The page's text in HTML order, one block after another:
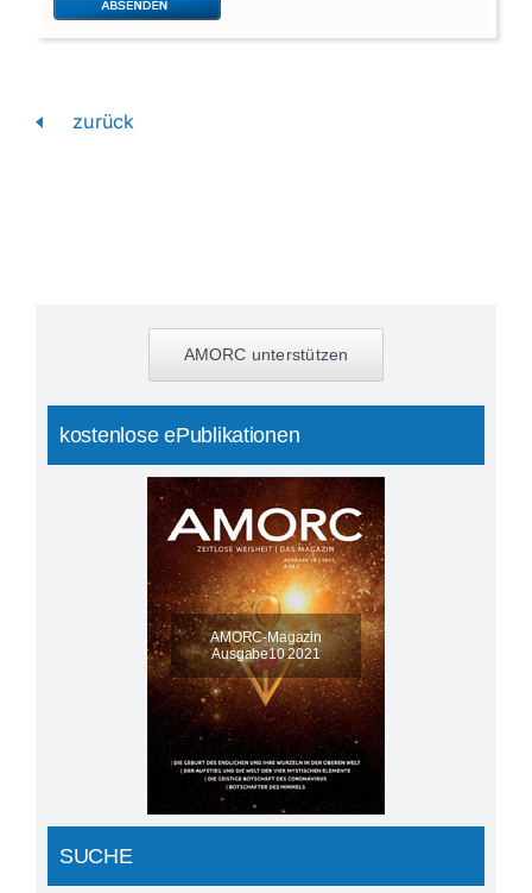
zurück
AMORC unterstützen
kostenlose ePublikationen
AMORC-Magazin
Ausgabe10 2021
SUCHE